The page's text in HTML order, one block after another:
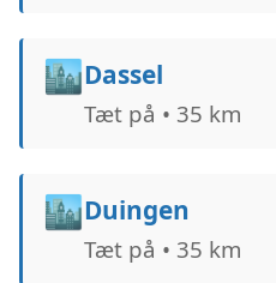
🏙️Dassel
Tæt på • 35 km
🏙️Duingen
Tæt på • 35 km